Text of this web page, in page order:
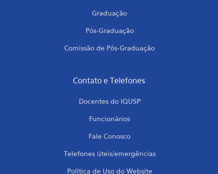
Graduação
Pós-Graduação
Comissão de Pós-Graduação
Contato e Telefones
Docentes do IQUSP
Funcionários
Fale Conosco
Telefones úteis/emergências
Política de Uso do Website